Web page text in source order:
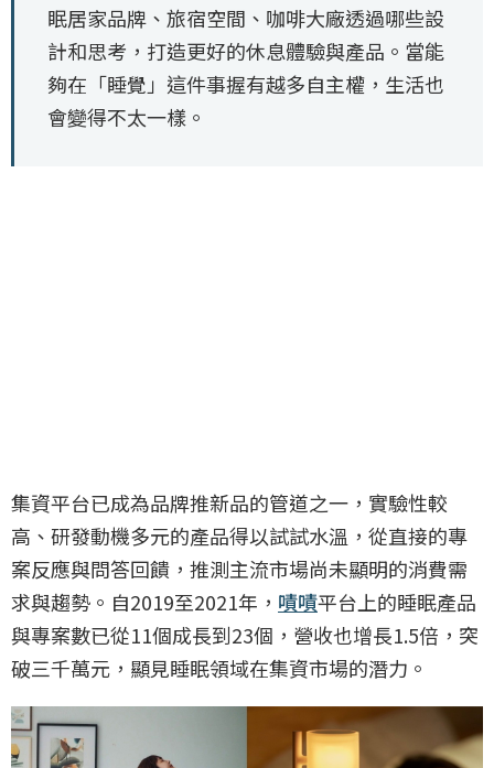
眠居家品牌、旅宿空間、咖啡大廠透過哪些設
計和思考，打造更好的休息體驗與產品。當能
夠在「睡覺」這件事握有越多自主權，生活也
會變得不太一樣。
集資平台已成為品牌推新品的管道之一，實驗性較
高、研發動機多元的產品得以試試水溫，從直接的專
案反應與問答回饋，推測主流市場尚未顯明的消費需
求與趨勢。自2019至2021年， 嘖嘖平台上的睡眠產品
與專案數已從11個成長到23個，營收也增長1.5倍，突
破三千萬元，顯見睡眠領域在集資市場的潛力。